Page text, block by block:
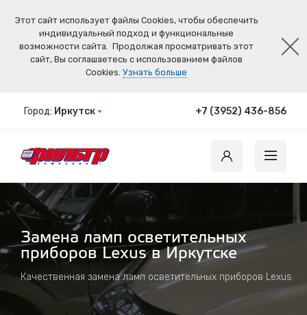
Этот сайт использует файлы Cookies, чтобы обеспечить
индивидуальный подход и функциональные
возможности сайта. Продолжая просматривать этот
сайт, Вы соглашаетесь с использованием файлов
Cookies. Узнать больше
Город: Иркутск +7 (3952) 436-856
Замена ламп осветительных
приборов Lexus в Иркутске
Качественная замена ламп осветительных приборов Lexus